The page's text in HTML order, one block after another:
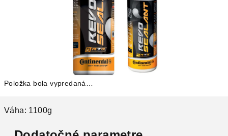
Položka bola vypredaná…
Váha: 1100g